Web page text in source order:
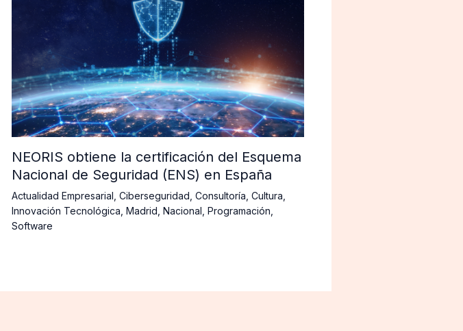
NEORIS obtiene la certificación del Esquema
Nacional de Seguridad (ENS) en España
Actualidad Empresarial Ciberseguridad Consultoría Cultura
Innovación Tecnológica Madrid Nacional Programación
Software